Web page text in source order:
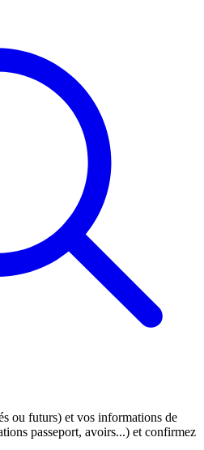
ou futurs) et vos informations de
passeport, avoirs...) et confirmez